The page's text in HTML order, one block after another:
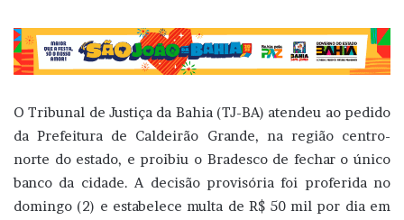
O Tribunal de Justiça da Bahia (TJ-BA) atendeu ao pedido
da Prefeitura de Caldeirão Grande, na região centro-
norte do estado, e proibiu o Bradesco de fechar o único
banco da cidade. A decisão provisória foi proferida no
domingo (2) e estabelece multa de R$ 50 mil por dia em